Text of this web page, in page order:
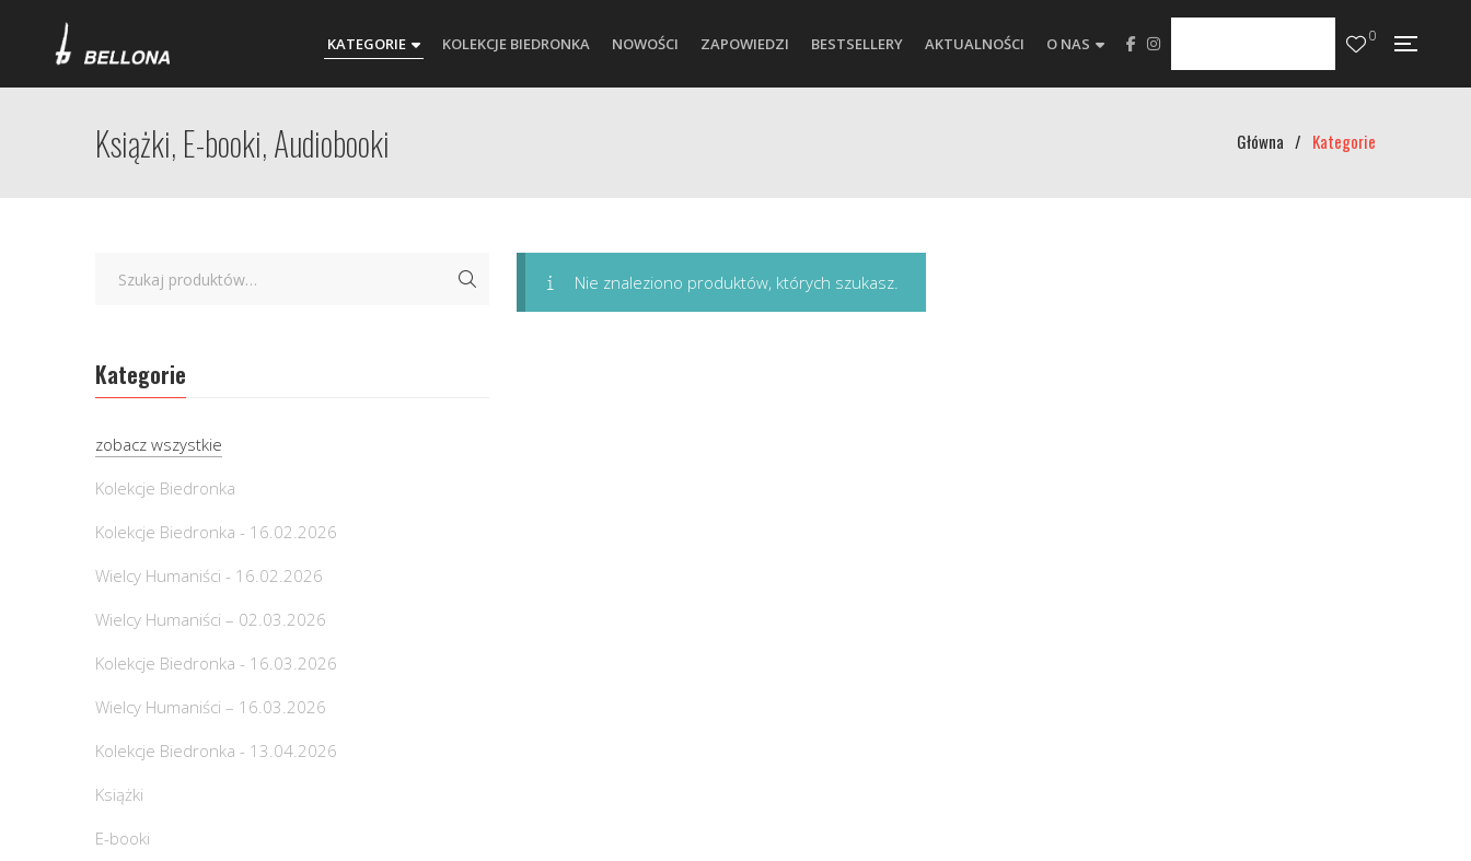
KATEGORIE KOLEKCJE BIEDRONKA NOWOŚCI ZAPOWIEDZI BESTSELLERY AKTUALNOŚCI O NAS 0
Książki, E-booki, Audiobooki Główna / Kategorie
Nie znaleziono produktów, których szukasz.
Kategorie
zobacz wszystkie
Kolekcje Biedronka
Kolekcje Biedronka - 16.02.2026
Wielcy Humaniści - 16.02.2026
Wielcy Humaniści – 02.03.2026
Kolekcje Biedronka - 16.03.2026
Wielcy Humaniści – 16.03.2026
Kolekcje Biedronka - 13.04.2026
Książki
E-booki